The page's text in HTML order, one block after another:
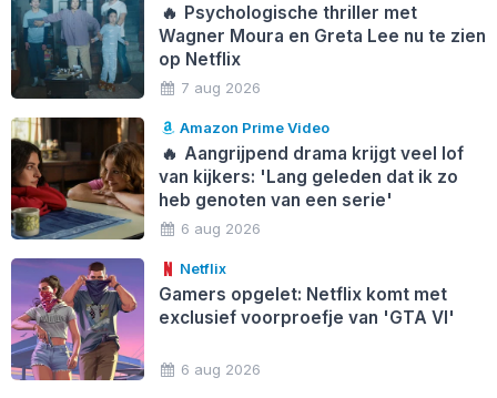
🔥 Psychologische thriller met
Wagner Moura en Greta Lee nu te zien
op Netflix
7 aug 2026
Amazon Prime Video
🔥 Aangrijpend drama krijgt veel lof
van kijkers: 'Lang geleden dat ik zo
heb genoten van een serie'
6 aug 2026
Netflix
Gamers opgelet: Netflix komt met
exclusief voorproefje van 'GTA VI'
6 aug 2026